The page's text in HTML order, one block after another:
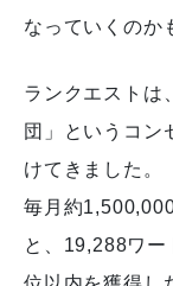
なっていくのか
ランクエストは
団」というコン
けてきました。
毎月約
と、19,288ワ